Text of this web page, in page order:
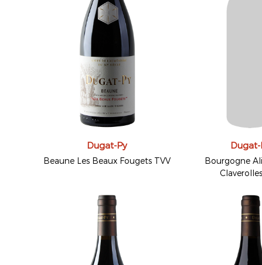
Dugat-Py
Beaune Les Beaux Fougets TVV
Dugat-
Bourgogne